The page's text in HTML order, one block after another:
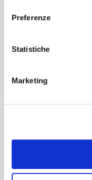
Preferenze
Statistiche
Marketing